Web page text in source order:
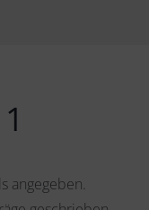
angegeben.